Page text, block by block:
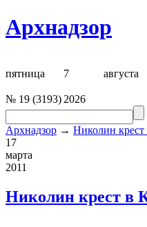
Архнадзор
пятница 7 августа
№ 19 (3193) 2026
Архнадзор → Николин крест
17
марта
2011
Николин крест в